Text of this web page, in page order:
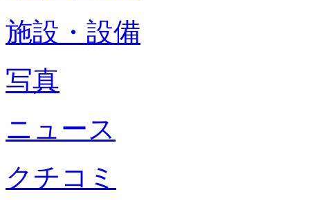
施設・設備
写真
ニュース
クチコミ